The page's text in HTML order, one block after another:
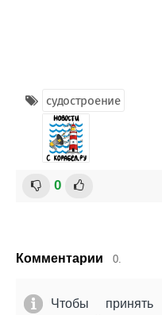
судостроение
0
Комментарии 0.
Чтобы